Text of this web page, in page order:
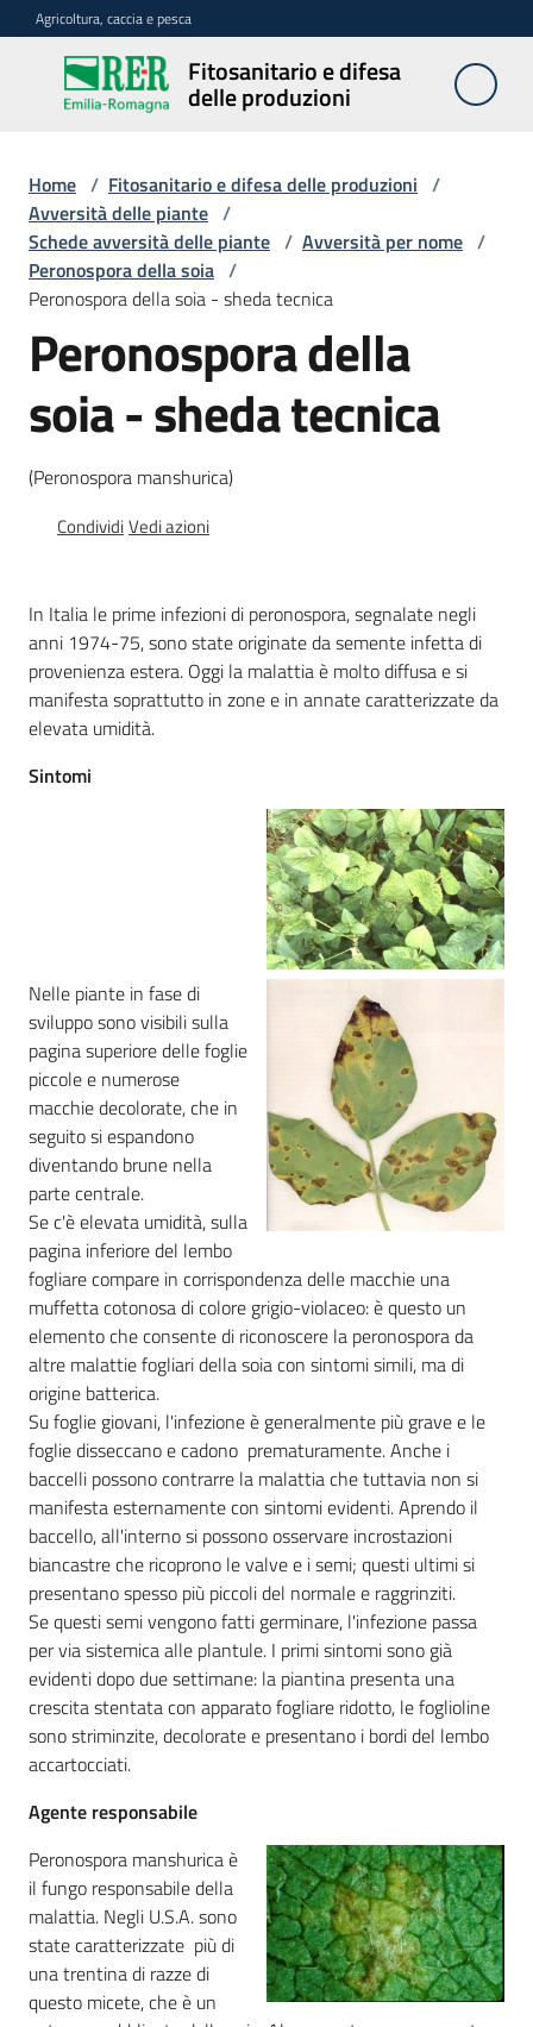
Vai al contenuto
Vai alla navigazione
Vai al footer
Agricoltura, caccia e pesca
Fitosanitario e difesa
delle produzioni
Fitosanitario
e difesa
produzioni
Avversità
delle
piante
Sorveglianza
Difesa
Vivaismo
e
sementi
Newsletter
Seguici
su
Agricoltura,
caccia e
pesca
Argomenti
Novità
Servizi
Leggi atti bandi
Piani programmi
progetti
Home / Fitosanitario e difesa delle produzioni /
Avversità delle piante /
Schede avversità delle piante / Avversità per nome /
Peronospora della soia /
Peronospora della soia - sheda tecnica
Peronospora della
soia - sheda tecnica
(Peronospora manshurica)
CondividiVedi azioni
In Italia le prime infezioni di peronospora, segnalate negli
anni 1974-75, sono state originate da semente infetta di
provenienza estera. Oggi la malattia è molto diffusa e si
manifesta soprattutto in zone e in annate caratterizzate da
elevata umidità.
Sintomi
Nelle piante in fase di
sviluppo sono visibili sulla
pagina superiore delle foglie
piccole e numerose
macchie decolorate, che in
seguito si espandono
diventando brune nella
parte centrale.
Se c'è elevata umidità, sulla
pagina inferiore del lembo
fogliare compare in corrispondenza delle macchie una
muffetta cotonosa di colore grigio-violaceo: è questo un
elemento che consente di riconoscere la peronospora da
altre malattie fogliari della soia con sintomi simili, ma di
origine batterica.
Su foglie giovani, l'infezione è generalmente più grave e le
foglie disseccano e cadono prematuramente. Anche i
baccelli possono contrarre la malattia che tuttavia non si
manifesta esternamente con sintomi evidenti. Aprendo il
baccello, all'interno si possono osservare incrostazioni
biancastre che ricoprono le valve e i semi; questi ultimi si
presentano spesso più piccoli del normale e raggrinziti.
Se questi semi vengono fatti germinare, l'infezione passa
per via sistemica alle plantule. I primi sintomi sono già
evidenti dopo due settimane: la piantina presenta una
crescita stentata con apparato fogliare ridotto, le foglioline
sono striminzite, decolorate e presentano i bordi del lembo
accartocciati.
Agente responsabile
Peronospora manshurica è
il fungo responsabile della
malattia. Negli U.S.A. sono
state caratterizzate più di
una trentina di razze di
questo micete, che è un